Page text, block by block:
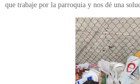
que trabaje por la parroquia y nos dé una